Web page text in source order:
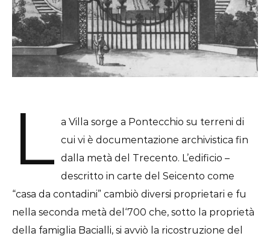
L a Villa sorge a Pontecchio su terreni di
cui vi è documentazione archivistica fin
dalla metà del Trecento. L’edificio –
descritto in carte del Seicento come
“casa da contadini” cambiò diversi proprietari e fu
nella seconda metà del‘700 che, sotto la proprietà
della famiglia Bacialli, si avviò la ricostruzione del